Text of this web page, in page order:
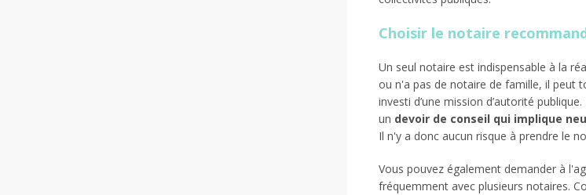
Choisir le notaire
Un seul notaire est indispensable à la
ou n'a pas de notaire de famille, il peut
investi d’une mission d’autorité
un devoir de conseil qui implique
Il n'y a donc aucun risque à prendre le
Vous pouvez également demander à
fréquemment avec plusieurs notaires.